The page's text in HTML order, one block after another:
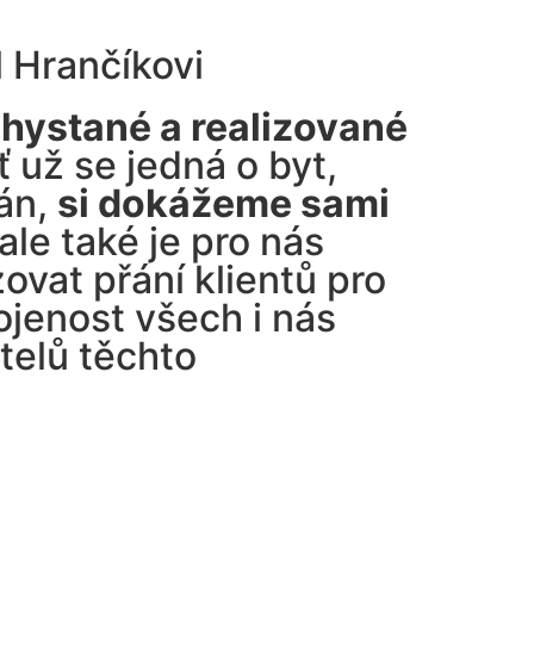
Hrančíkovi
a realizované
už se jedná o byt,
si dokážeme sami
také je pro nás
přání klientů pro
všech i nás
těchto